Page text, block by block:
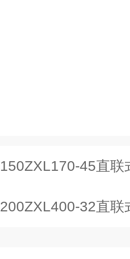
150ZXL170-45直联
200ZXL400-32直联